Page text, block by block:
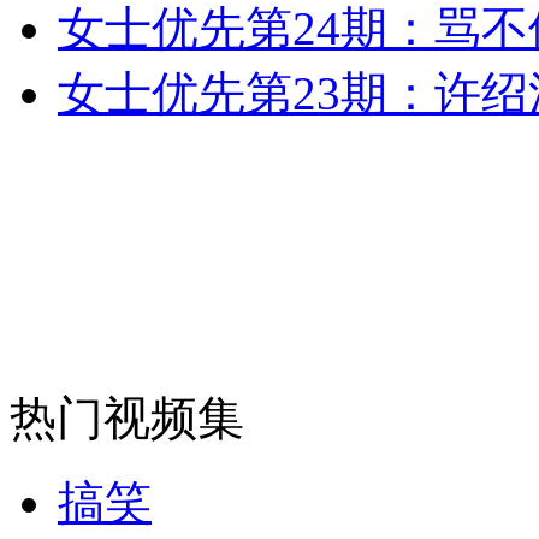
外交部：反对强权政治霸凌主义
外交部：有关国家言论片面不公正
女士优先第24期：骂
女士优先第23期：许
热门视频集
搞笑